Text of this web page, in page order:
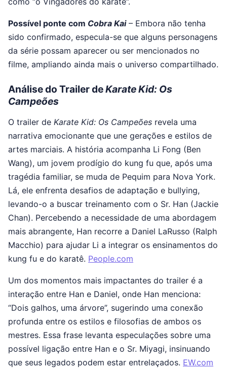
Possível ponte com Cobra Kai– Embora não tenha
sido confirmado, especula-se que alguns personagens
da série possam aparecer ou ser mencionados no
filme, ampliando ainda mais o universo compartilhado.
Análise do Trailer deKarate Kid: Os
Campeões
O trailer de Karate Kid: Os Campeões revela uma
narrativa emocionante que une gerações e estilos de
artes marciais. A história acompanha Li Fong (Ben
Wang), um jovem prodígio do kung fu que, após uma
tragédia familiar, se muda de Pequim para Nova York.
Lá, ele enfrenta desafios de adaptação e bullying,
levando-o a buscar treinamento com o Sr. Han (Jackie
Chan). Percebendo a necessidade de uma abordagem
mais abrangente, Han recorre a Daniel LaRusso (Ralph
Macchio) para ajudar Li a integrar os ensinamentos do
kung fu e do karatê. People.com
Um dos momentos mais impactantes do trailer é a
interação entre Han e Daniel, onde Han menciona:
“Dois galhos, uma árvore”, sugerindo uma conexão
profunda entre os estilos e filosofias de ambos os
mestres. Essa frase levanta especulações sobre uma
possível ligação entre Han e o Sr. Miyagi, insinuando
que seus legados podem estar entrelaçados. EW.com